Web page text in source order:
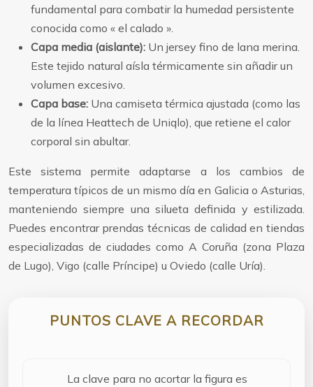
fundamental para combatir la humedad persistente
conocida como « el calado ».
Capa media (aislante): Un jersey fino de lana merina.
Este tejido natural aísla térmicamente sin añadir un
volumen excesivo.
Capa base: Una camiseta térmica ajustada (como las
de la línea Heattech de Uniqlo), que retiene el calor
corporal sin abultar.
Este sistema permite adaptarse a los cambios de
temperatura típicos de un mismo día en Galicia o Asturias,
manteniendo siempre una silueta definida y estilizada.
Puedes encontrar prendas técnicas de calidad en tiendas
especializadas de ciudades como A Coruña (zona Plaza
de Lugo), Vigo (calle Príncipe) u Oviedo (calle Uría).
PUNTOS CLAVE A RECORDAR
La clave para no acortar la figura es